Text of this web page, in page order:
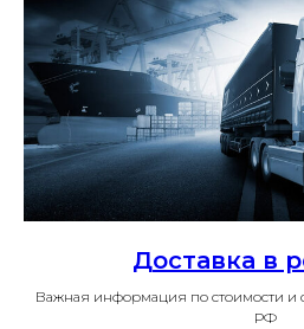
Доставка в
Важная информация по стоимости и
РФ